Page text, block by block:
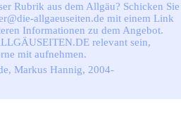
Rubrik aus dem Allgäu? Schicken Sie
allgaeuseiten.de mit einem Link
Informationen zu dem Angebot.
relevant sein,
mit aufnehmen.
Markus Hannig, 2004-